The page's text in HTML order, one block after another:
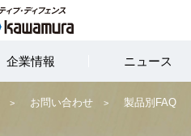
企業情報 ニュース
お問い合わせ 製品別FAQ